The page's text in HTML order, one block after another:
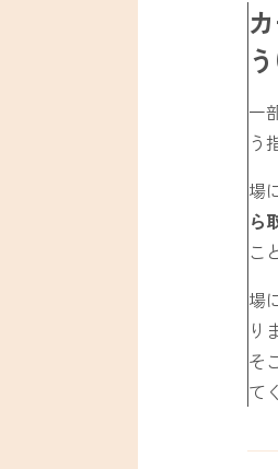
一
う
場
ら
こ
場
り
そ
て